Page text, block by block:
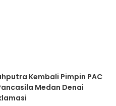
Kembali Pimpin PAC
Medan Denai